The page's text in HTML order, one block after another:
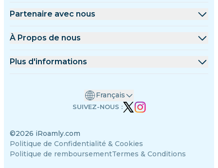
États-Unis
Turquie
France
Inde
Espagne
Partenaire avec nous
Plateforme de gros
À Propos de nous
À Propos de iRoamly
Plus d'informations
Calculateur de données
Équipe des auteurs
Appareils compatibles avec eSIM
©2026 iRoamly.com
Politique de Confidentialité & Cookies
Politique de remboursementTermes & Conditions
Français
SUIVEZ-NOUS :